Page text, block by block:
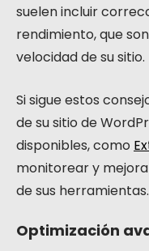
suelen incluir
rendimiento, que
velocidad de su sitio.
Si sigue estos
de su sitio de
disponibles, como
monitorear y
de sus herramientas.
Optimización